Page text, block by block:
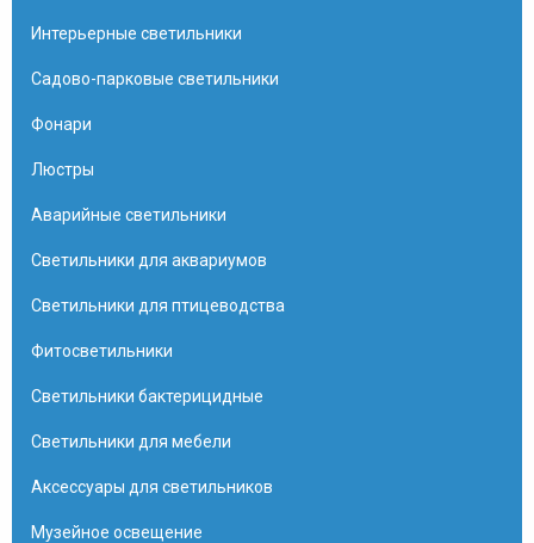
Интерьерные светильники
Садово-парковые светильники
Фонари
Люстры
Аварийные светильники
Светильники для аквариумов
Светильники для птицеводства
Фитосветильники
Светильники бактерицидные
Светильники для мебели
Аксессуары для светильников
Музейное освещение